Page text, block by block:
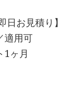
お見積り】
適用可
1ヶ月